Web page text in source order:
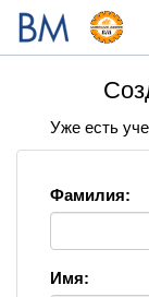
Уже есть
Фамилия:
Имя: